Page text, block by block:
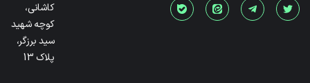
کاشانی،
کوچه شهید
سید برزگر،
پلاک 13